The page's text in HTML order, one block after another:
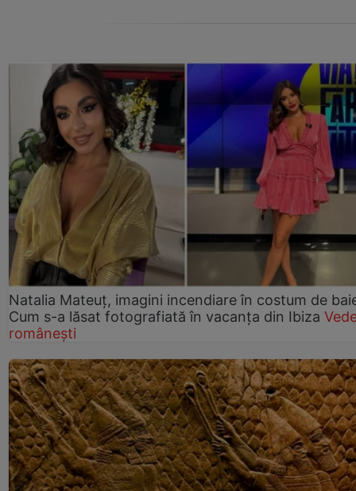
Natalia Mateuț, imagini incendiare în costum de
Cum s-a lăsat fotografiată în vacanța din Ibiza
românești